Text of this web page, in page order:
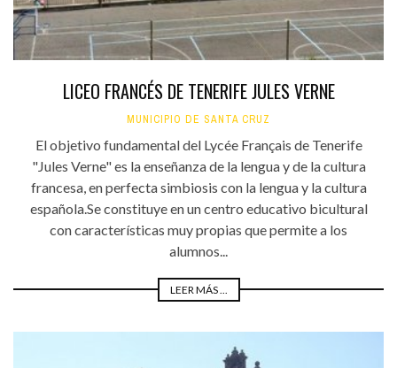
LICEO FRANCÉS DE TENERIFE JULES VERNE
MUNICIPIO DE SANTA CRUZ
El objetivo fundamental del Lycée Français de Tenerife
"Jules Verne" es la enseñanza de la lengua y de la cultura
francesa, en perfecta simbiosis con la lengua y la cultura
española.Se constituye en un centro educativo bicultural
con características muy propias que permite a los
alumnos...
LEER MÁS ...